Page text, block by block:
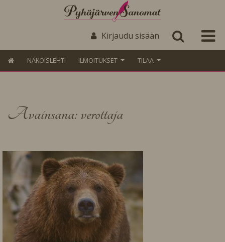
Kirjaudu sisään
NÄKÖISLEHTI ILMOITUKSET TILAA
Avainsana: verottaja